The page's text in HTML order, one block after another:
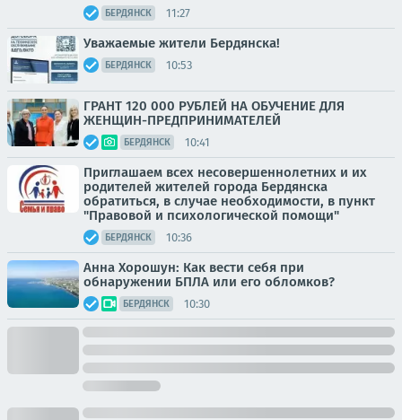
БЕРДЯНСК 11:27
Уважаемые жители Бердянска!
БЕРДЯНСК 10:53
ГРАНТ 120 000 РУБЛЕЙ НА ОБУЧЕНИЕ ДЛЯ
ЖЕНЩИН-ПРЕДПРИНИМАТЕЛЕЙ
БЕРДЯНСК 10:41
Приглашаем всех несовершеннолетних и их
родителей жителей города Бердянска
обратиться, в случае необходимости, в пункт
"Правовой и психологической помощи"
БЕРДЯНСК 10:36
Анна Хорошун: Как вести себя при
обнаружении БПЛА или его обломков?
БЕРДЯНСК 10:30